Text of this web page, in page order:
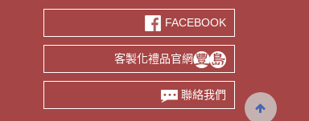
FACEBOOK
客製化禮品官網
聯絡我們